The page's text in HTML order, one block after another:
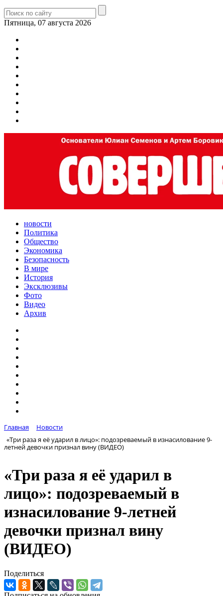
Пятница, 07 августа 2026
новости
Политика
Общество
Экономика
Безопасность
В мире
История
Эксклюзивы
Фото
Видео
Архив
Главная
Новости
«Три раза я её ударил в лицо»: подозреваемый в изнасилование 9-
летней девочки признал вину (ВИДЕО)
«Три раза я её ударил в
лицо»: подозреваемый в
изнасилование 9-летней
девочки признал вину
(ВИДЕО)
Поделиться